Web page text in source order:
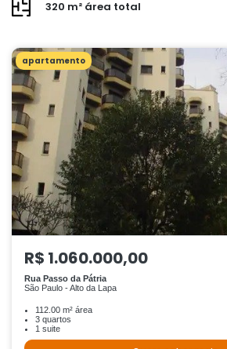
320 m² área total
apartamento
R$ 1.060.000,00
Rua Passo da Pátria
São Paulo - Alto da Lapa
112.00 m² área
3 quartos
1 suite